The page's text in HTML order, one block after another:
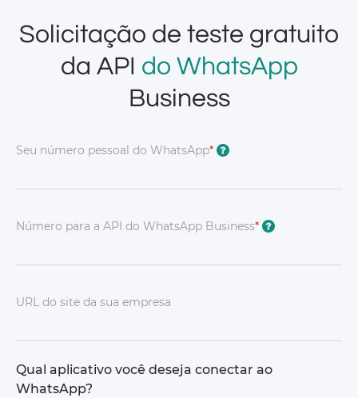
Solicitação de teste gratuito
da API do WhatsApp
Business
Seu número pessoal do WhatsApp* ?
Número para a API do WhatsApp Business* ?
URL do site da sua empresa
Qual aplicativo você deseja conectar ao
WhatsApp?